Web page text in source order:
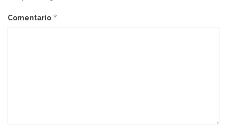
Comentario *